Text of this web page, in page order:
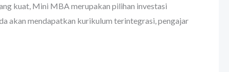
kuat, Mini MBA merupakan pilihan investasi
akan mendapatkan kurikulum terintegrasi, pengajar